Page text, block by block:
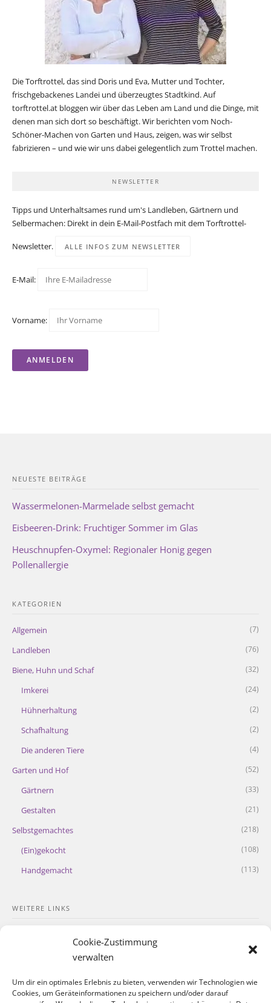
Cookie-Zustimmung
verwalten
Um dir ein optimales Erlebnis zu bieten, verwenden wir Technologien wie
Cookies, um Geräteinformationen zu speichern und/oder darauf
Die Torftrottel, das sind Doris und Eva, Mutter und Tochter,
frischgebackenes Landei und überzeugtes Stadtkind. Auf
torftrottel.at bloggen wir über das Leben am Land und die Dinge, mit
denen man sich dort so beschäftigt. Wir berichten vom Noch-
Schöner-Machen von Garten und Haus, zeigen, was wir selbst
fabrizieren – und wie wir uns dabei gelegentlich zum Trottel machen.
NEWSLETTER
Tipps und Unterhaltsames rund um's Landleben, Gärtnern und
Selbermachen: Direkt in dein E-Mail-Postfach mit dem Torftrottel-
Newsletter. ALLE INFOS ZUM NEWSLETTER
E-Mail:
Vorname:
NEUESTE BEITRÄGE
Wassermelonen-Marmelade selbst gemacht
Eisbeeren-Drink: Fruchtiger Sommer im Glas
Heuschnupfen-Oxymel: Regionaler Honig gegen
Pollenallergie
KATEGORIEN
Allgemein (7)
Landleben (76)
Biene, Huhn und Schaf (32)
Imkerei (24)
Hühnerhaltung (2)
Schafhaltung (2)
Die anderen Tiere (4)
Garten und Hof (52)
Gärtnern (33)
Gestalten (21)
Selbstgemachtes (218)
(Ein)gekocht (108)
Handgemacht (113)
WEITERE LINKS
Cookie-Richtlinie